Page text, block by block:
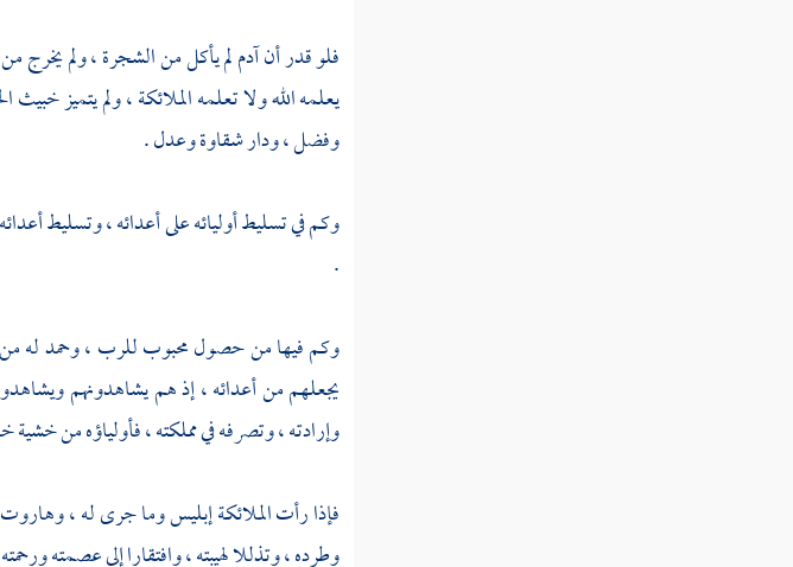
فلو قدر أن آدم لم يأكل من الشجرة ، ولم يخرج
يعلمه الله ولا تعلمه الملائكة ، ولم يتميز
وفضل ، ودار شقاوة وعدل .
وكم في تسليط أوليائه على أعدائه ، وتسليط
.
وكم فيها من حصول محبوب للرب ، وحمد له من
يجعلهم من أعدائه ، إذ هم يشاهدونهم
وإرادته ، وتصرفه في مملكته ، فأولياؤه من
فإذا رأت الملائكة إبليس وما جرى له ،
وطرده ، وتذللا لهيبته ، وافتقارا إلى عصمته